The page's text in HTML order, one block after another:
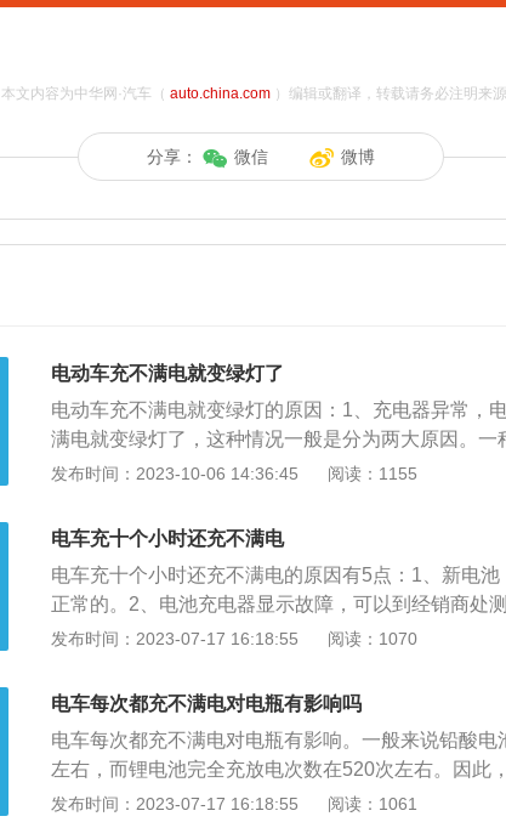
本文内容为中华网·汽车（ auto.china.com）编辑或翻译，转载请务必注明来源
分享： 微信 微博
电动车充不满电就变绿灯了
电动车充不满电就变绿灯的原因：1、充电器异常，
满电就变绿灯了，这种情况一般是分为两大原因。
器使用的时间久了，就有可能导致一些元件损坏或者
因就是电池方面的问题，电池如果有故障，比如常见
情况是需要及时更换新的电池。3、线路接触不良。
线路，如果有接触不良的问题，也有可能会导致电
是线路的问题只需要将插头拔下来重新插一下，一般
发布时间：2023-10-06 14:36:45 阅读：1155
电车充十个小时还充不满电
电车充十个小时还充不满电的原因有5点：1、新电
正常的。2、电池充电器显示故障，可以到经销商处
电压过低也会造成充电一直不饱和的状态。4、电池
指电池使用后没有及时充电。在亏电状态下存放电池
酸铅结晶物附着在极板上，会堵塞电离子通道，造成
亏电状态闲置时间越长，电池损坏越严重。因此，电
电一次，这样能较好地保持电池健康状态。
发布时间：2023-07-17 16:18:55 阅读：1070
电车每次都充不满电对电瓶有影响吗
电车每次都充不满电对电瓶有影响。一般来说铅酸电
左右，而锂电池完全充放电次数在520次左右。因此
器，会过早消耗充放电次数，使其寿命下降。例如原
发布时间：2023-07-17 16:18:55 阅读：1061